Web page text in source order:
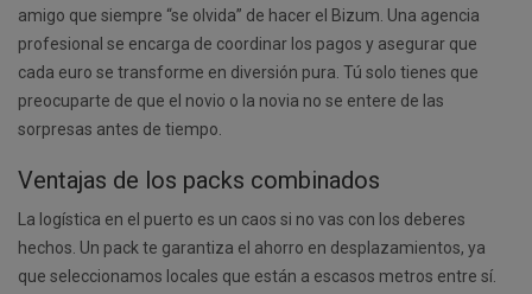
amigo que siempre “se olvida” de hacer el Bizum. Una agencia
profesional se encarga de coordinar los pagos y asegurar que
cada euro se transforme en diversión pura. Tú solo tienes que
preocuparte de que el novio o la novia no se entere de las
sorpresas antes de tiempo.
Ventajas de los packs combinados
La logística en el puerto es un caos si no vas con los deberes
hechos. Un pack te garantiza el ahorro en desplazamientos, ya
que seleccionamos locales que están a escasos metros entre sí.